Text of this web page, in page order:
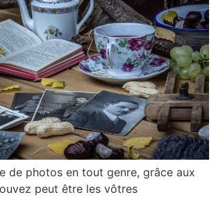
de photos en tout genre, grâce aux
peut être les vôtres